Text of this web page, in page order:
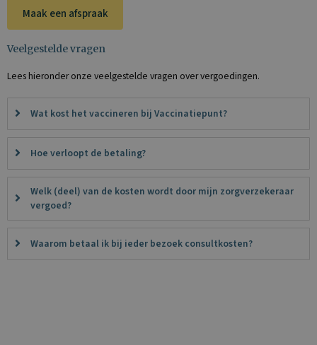
Maak een afspraak
Veelgestelde vragen
Lees hieronder onze veelgestelde vragen over vergoedingen.
Wat kost het vaccineren bij Vaccinatiepunt?
Hoe verloopt de betaling?
Welk (deel) van de kosten wordt door mijn zorgverzekeraar
vergoed?
Waarom betaal ik bij ieder bezoek consultkosten?